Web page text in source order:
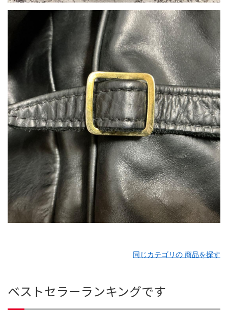
同じカテゴリの 商品を探す
ベストセラーランキングです